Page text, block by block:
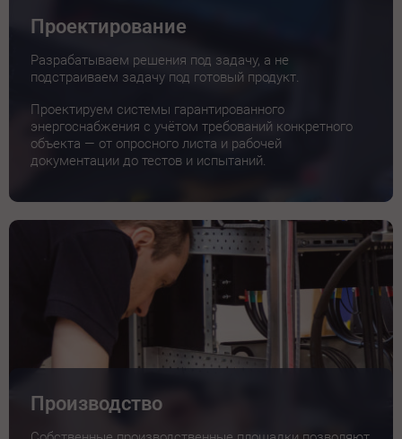
Проектирование
Разрабатываем решения под задачу, а не
подстраиваем задачу под готовый продукт.
Проектируем системы гарантированного
энергоснабжения с учётом требований конкретного
объекта — от опросного листа и рабочей
документации до тестов и испытаний.
Производство